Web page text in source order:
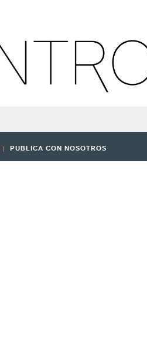
PUBLICA CON NOSOTROS